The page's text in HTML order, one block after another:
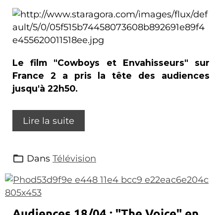
Le film "Cowboys et Envahisseurs" sur
France 2 a pris la tête des audiences
jusqu'à 22h50.
Lire la suite
Dans Télévision